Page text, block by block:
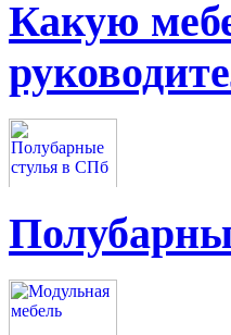
Какую